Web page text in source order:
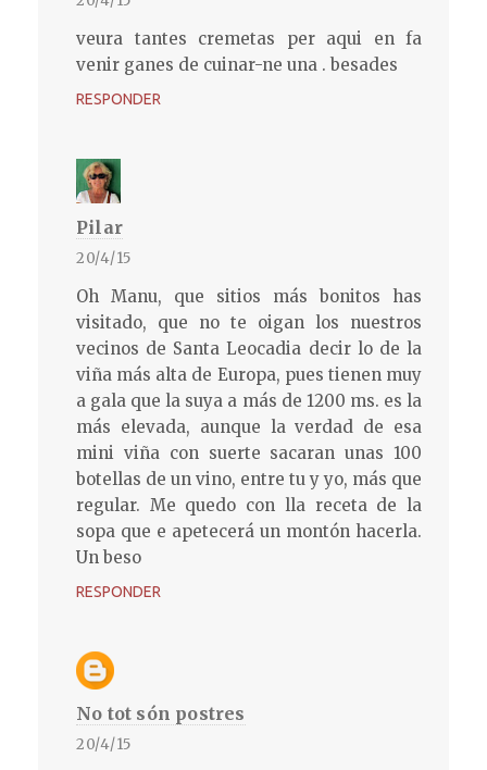
veura tantes cremetas per aqui en fa
venir ganes de cuinar-ne una . besades
RESPONDER
Pilar
20/4/15
Oh Manu, que sitios más bonitos has
visitado, que no te oigan los nuestros
vecinos de Santa Leocadia decir lo de la
viña más alta de Europa, pues tienen muy
a gala que la suya a más de 1200 ms. es la
más elevada, aunque la verdad de esa
mini viña con suerte sacaran unas 100
botellas de un vino, entre tu y yo, más que
regular. Me quedo con lla receta de la
sopa que e apetecerá un montón hacerla.
Un beso
RESPONDER
No tot són postres
20/4/15